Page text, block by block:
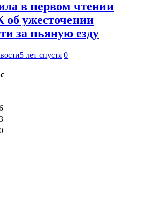
в первом чтении
ужесточении
за пьяную езду
5 лет спустя 0